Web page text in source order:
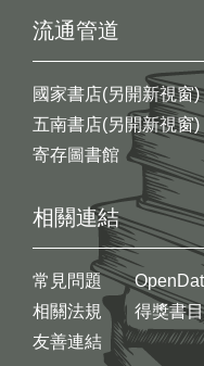
流通管道
國家書店(另開新視窗)
五南書店(另開新視窗)
寄存圖書館
相關連結
常見問題
相關法規
友善連結
得獎書目